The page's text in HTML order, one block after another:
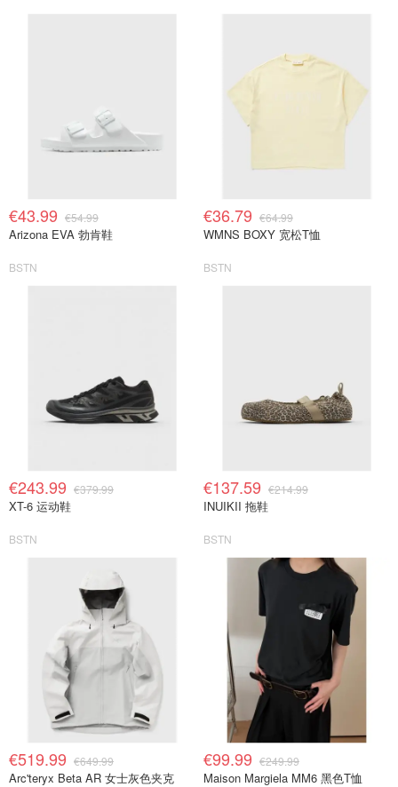
€43.99 €54.99
Arizona EVA 勃肯鞋
BSTN
€36.79 €64.99
WMNS BOXY 宽松T恤
BSTN
€243.99 €379.99
XT-6 运动鞋
BSTN
€137.59 €214.99
INUIKII 拖鞋
BSTN
€519.99 €649.99
Arc'teryx Beta AR 女士灰色夹克
€99.99 €249.99
Maison Margiela MM6 黑色T恤